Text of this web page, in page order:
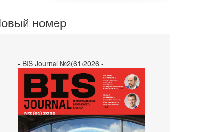
номер
- BIS Journal №2(61)2026 -